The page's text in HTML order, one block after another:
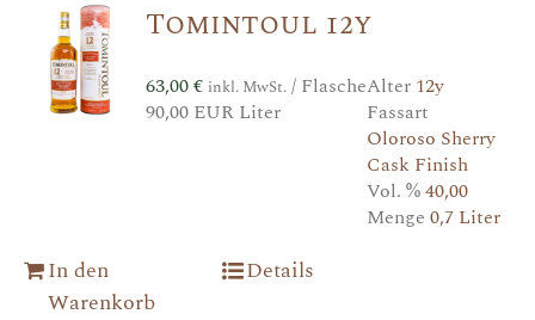
Tomintoul 12y
63,00€ inkl. MwSt./ Flasche
90,00 EUR Liter
Alter 12y
Fassart
Oloroso Sherry
Cask Finish
Vol. %40,00
Menge 0,7 Liter
In den
Warenkorb
Details